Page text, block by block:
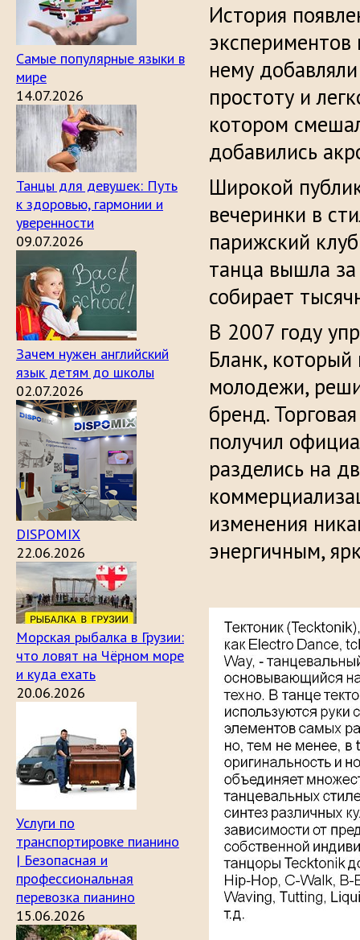
Самые популярные языки в
мире
14.07.2026
Танцы для девушек: Путь
к здоровью, гармонии и
уверенности
09.07.2026
Зачем нужен английский
язык детям до школы
02.07.2026
DISPOMIX
22.06.2026
Морская рыбалка в Грузии:
что ловят на Чёрном море
и куда ехать
20.06.2026
Услуги по
транспортировке пианино
| Безопасная и
профессиональная
перевозка пианино
15.06.2026
История
экспериментов
нему
простоту и
котором
добавились
Широкой
вечеринки в
парижский
танца вышла за
собирает
В 2007 году
Бланк,
молодежи,
бренд.
получил
разделись на
изменения
энергичным,